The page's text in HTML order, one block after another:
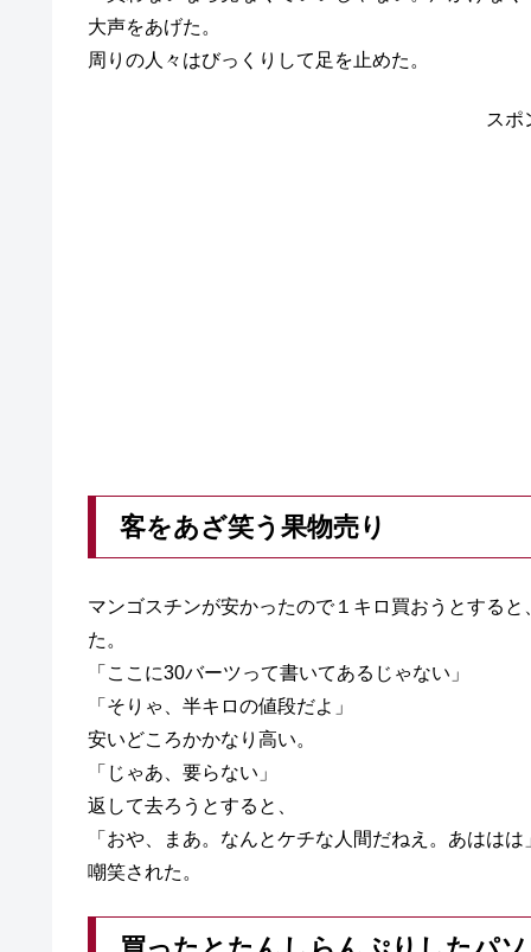
大声をあげた。
周りの人々はびっくりして足を止めた。
スポ
客をあざ笑う果物売り
マンゴスチンが安かったので１キロ買おうとする
た。
「ここに30バーツって書いてあるじゃない」
「そりゃ、半キロの値段だよ」
安いどころかかなり高い。
「じゃあ、要らない」
返して去ろうとすると、
「おや、まあ。なんとケチな人間だねえ。あははは
嘲笑された。